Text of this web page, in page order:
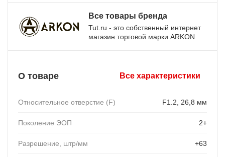
Все товары бренда
Tut.ru - это собственный интернет
магазин торговой марки ARKON
О товаре Все характеристики
Относительное отверстие (F) F1.2, 26,8 мм
Поколение ЭОП 2+
Разрешение, штр/мм +63